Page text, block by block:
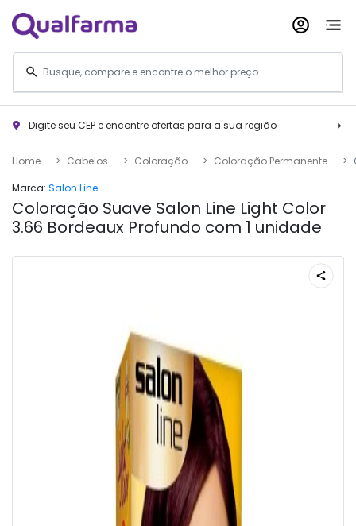
Digite seu CEP e encontre ofertas para a sua região
Home Cabelos Coloração Coloração Permanente
Marca: Salon Line
Coloração Suave Salon Line Light Color
3.66 Bordeaux Profundo com 1 unidade